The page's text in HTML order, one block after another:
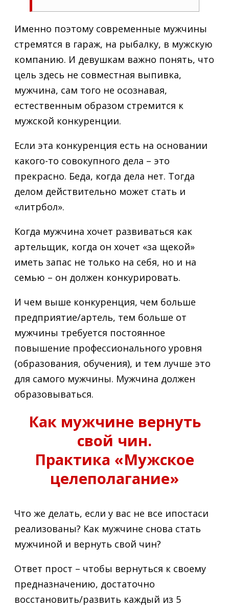
Именно поэтому современные мужчины
стремятся в гараж, на рыбалку, в мужскую
компанию. И девушкам важно понять, что
цель здесь не совместная выпивка,
мужчина, сам того не осознавая,
естественным образом стремится к
мужской конкуренции.
Если эта конкуренция есть на основании
какого-то совокупного дела – это
прекрасно. Беда, когда дела нет. Тогда
делом действительно может стать и
«литрбол».
Когда мужчина хочет развиваться как
артельщик, когда он хочет «за щекой»
иметь запас не только на себя, но и на
семью – он должен конкурировать.
И чем выше конкуренция, чем больше
предприятие/артель, тем больше от
мужчины требуется постоянное
повышение профессионального уровня
(образования, обучения), и тем лучше это
для самого мужчины. Мужчина должен
образовываться.
Как мужчине вернуть
свой чин.
Практика «Мужское
целеполагание»
Что же делать, если у вас не все ипостаси
реализованы? Как мужчине снова стать
мужчиной и вернуть свой чин?
Ответ прост – чтобы вернуться к своему
предназначению, достаточно
восстановить/развить каждый из 5